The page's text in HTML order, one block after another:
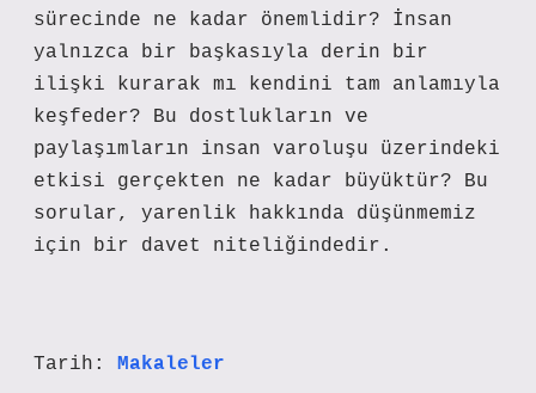
sürecinde ne kadar önemlidir? İnsan
yalnızca bir başkasıyla derin bir
ilişki kurarak mı kendini tam anlamıyla
keşfeder? Bu dostlukların ve
paylaşımların insan varoluşu üzerindeki
etkisi gerçekten ne kadar büyüktür? Bu
sorular, yarenlik hakkında düşünmemiz
için bir davet niteliğindedir.
Tarih: Makaleler